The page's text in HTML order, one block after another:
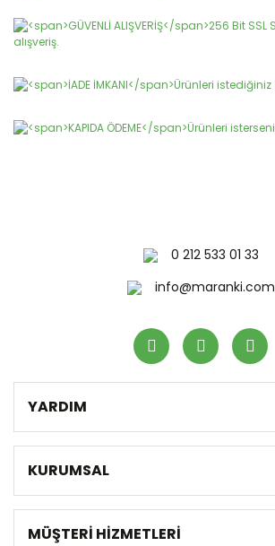
0 212 533 01 33
info@maranki.com
YARDIM
KURUMSAL
MÜŞTERİ HİZMETLERİ